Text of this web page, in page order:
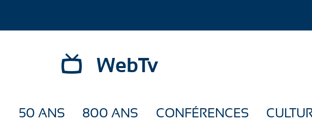
WebTv
50 ANS 800 ANS CONFÉRENCES